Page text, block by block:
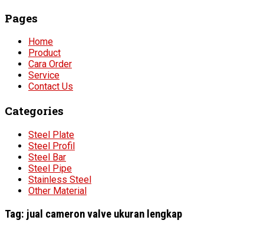
Pages
Home
Product
Cara Order
Service
Contact Us
Categories
Steel Plate
Steel Profil
Steel Bar
Steel Pipe
Stainless Steel
Other Material
Tag: jual cameron valve ukuran lengkap